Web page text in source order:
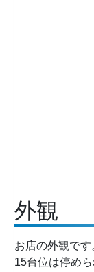
外観
お店の外観で
15台位は停め